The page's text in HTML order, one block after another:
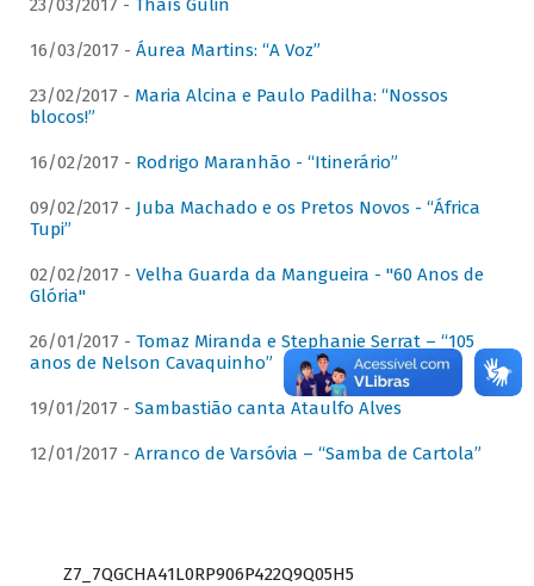
23/03/2017 - Thaís Gulin
16/03/2017 - Áurea Martins: “A Voz”
23/02/2017 - Maria Alcina e Paulo Padilha: “Nossos
blocos!”
16/02/2017 - Rodrigo Maranhão - “Itinerário”
09/02/2017 - Juba Machado e os Pretos Novos - “África
Tupi”
02/02/2017 - Velha Guarda da Mangueira - "60 Anos de
Glória"
26/01/2017 - Tomaz Miranda e Stephanie Serrat – “105
anos de Nelson Cavaquinho”
19/01/2017 - Sambastião canta Ataulfo Alves
12/01/2017 - Arranco de Varsóvia – “Samba de Cartola”
Z7_7QGCHA41L0RP906P422Q9Q05H5